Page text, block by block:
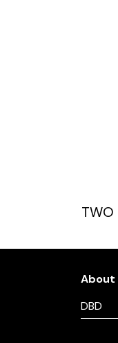
TWO
About
DBD